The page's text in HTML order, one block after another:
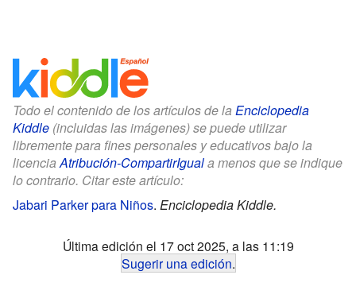
Todo el contenido de los artículos de la Enciclopedia
Kiddle (incluidas las imágenes) se puede utilizar
libremente para fines personales y educativos bajo la
licenciaAtribución-CompartirIguala menos que se indique
lo contrario. Citar este artículo:
Jabari Parker para Niños. Enciclopedia Kiddle.
Última edición el 17 oct 2025, a las 11:19
Sugerir una edición.